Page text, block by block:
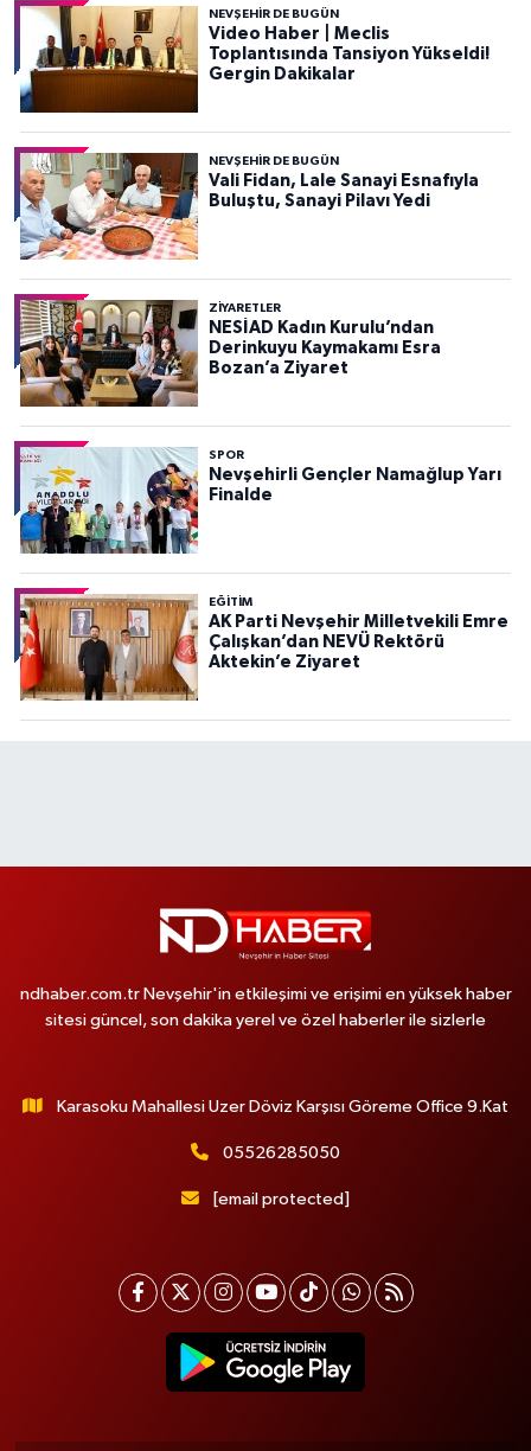
NEVŞEHIR DE BUGÜN
Video Haber | Meclis
Toplantısında Tansiyon Yükseldi!
Gergin Dakikalar
NEVŞEHIR DE BUGÜN
Vali Fidan, Lale Sanayi Esnafıyla
Buluştu, Sanayi Pilavı Yedi
ZIYARETLER
NESİAD Kadın Kurulu’ndan
Derinkuyu Kaymakamı Esra
Bozan’a Ziyaret
SPOR
Nevşehirli Gençler Namağlup Yarı
Finalde
EĞITIM
AK Parti Nevşehir Milletvekili Emre
Çalışkan’dan NEVÜ Rektörü
Aktekin’e Ziyaret
ndhaber.com.tr Nevşehir'in etkileşimi ve erişimi en yüksek haber
sitesi güncel, son dakika yerel ve özel haberler ile sizlerle
Karasoku Mahallesi Uzer Döviz Karşısı Göreme Office 9.Kat
05526285050
[email protected]